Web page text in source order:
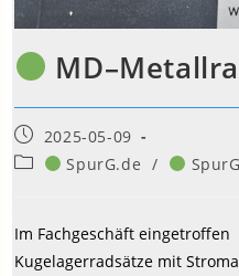
Beitrag
veröffentlicht:
2025-05-09
Beitrags-SpurG.de /
Im Fachgeschäft eingetroffen
Kugelagerradsätze mit